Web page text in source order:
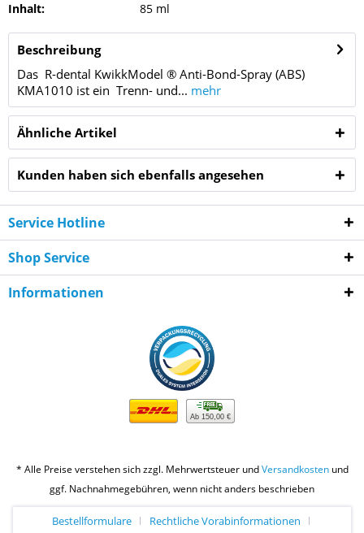
Inhalt:
85 ml
Beschreibung
Das R-dental KwikkModel ® Anti-Bond-Spray (ABS)
KMA1010 ist ein Trenn- und... mehr
Ähnliche Artikel
Kunden haben sich ebenfalls angesehen
Service Hotline
Shop Service
Informationen
Ab 150,00 €
* Alle Preise verstehen sich zzgl. Mehrwertsteuer undVersandkostenund
ggf. Nachnahmegebühren, wenn nicht anders beschrieben
Bestellformulare Rechtliche Vorabinformationen